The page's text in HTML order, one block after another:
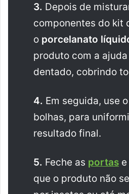
3. Depois de
componentes do kit
o porcelanato
produto com a
dentado, cobrindo
4. Em seguida, use
bolhas, para
resultado final.
5. Feche as portas e
que o produto não